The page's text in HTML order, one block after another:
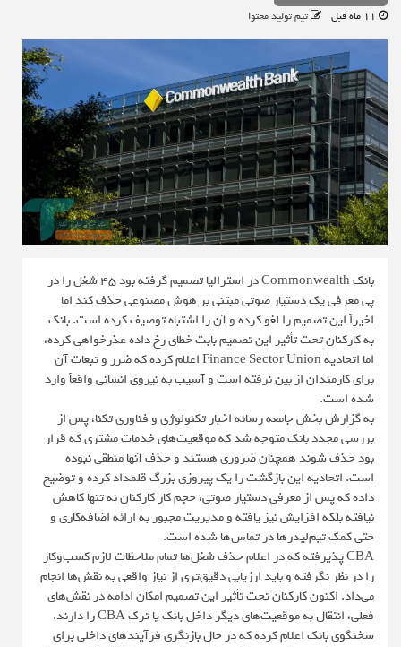
تیم تولید محتوا
بانک Commonwealth در استرالیا تصمیم گرفته بود ۴۵ شغل را در
پی معرفی یک دستیار صوتی مبتنی بر هوش مصنوعی حذف کند اما
اخیراً این تصمیم را لغو کرده و آن را اشتباه توصیف کرده است. بانک
به کارکنان تحت تأثیر این تصمیم بابت خطای رخ داده عذرخواهی کرده،
اما اتحادیه Finance Sector Union اعلام کرده که ضرر و تبعات آن
برای کارمندان از بین نرفته است و آسیب به نیروی انسانی واقعاً وارد
شده است.
به گزارش بخش جامعه رسانه اخبار تکنولوژی و فناوری تکنا، پس از
بررسی مجدد بانک متوجه شد که موقعیت‌های خدمات مشتری که قرار
بود حذف شوند همچنان ضروری هستند و حذف آنها منطقی نبوده
است. اتحادیه این بازگشت را یک پیروزی بزرگ قلمداد کرده و توضیح
داده که پس از معرفی دستیار صوتی، حجم کار کارکنان نه تنها کاهش
نیافته بلکه افزایش نیز یافته و مدیریت مجبور به ارائه اضافه‌کاری و
حتی کمک تیم‌لیدرها در تماس‌ها شده است.
CBA پذیرفته که در اعلام حذف شغل‌ها تمام ملاحظات لازم کسب‌وکار
را در نظر نگرفته و باید ارزیابی دقیق‌تری از نیاز واقعی به نقش‌ها انجام
می‌داد. اکنون کارکنان تحت تأثیر این تصمیم امکان ادامه در نقش‌های
فعلی، انتقال به موقعیت‌های دیگر داخل بانک یا ترک CBA را دارند.
سخنگوی بانک اعلام کرده که در حال بازنگری فرآیندهای داخلی برای